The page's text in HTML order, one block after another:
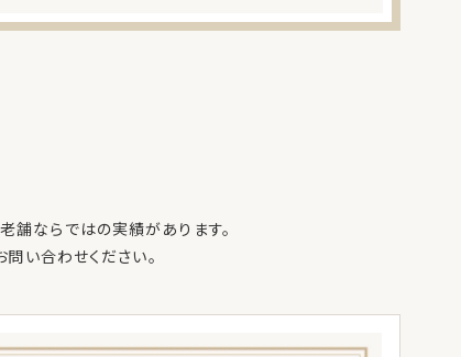
舗ならではの実績があります。
い合わせください。